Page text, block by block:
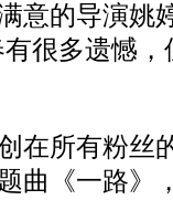
意的导演姚
很多遗憾
所有粉丝
曲《一路》